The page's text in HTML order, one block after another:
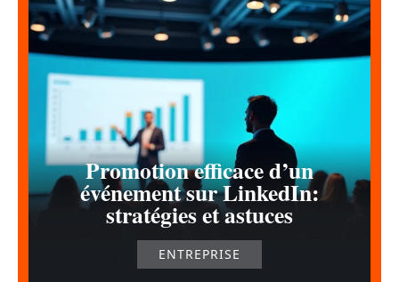
Promotion efficace d’un
événement sur LinkedIn:
stratégies et astuces
ENTREPRISE